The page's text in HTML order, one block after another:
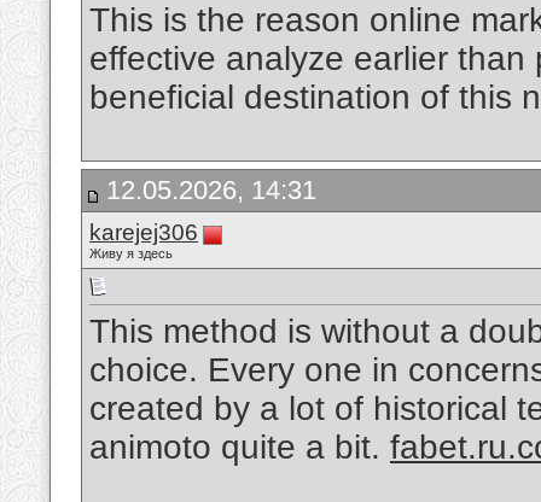
This is the reason online
effective analyze earlier
beneficial destination of this
12.05.2026, 14:31
karejej306
Живу я здесь
This method is without a
choice. Every one in
created by a lot of historical
animoto quite a bit.